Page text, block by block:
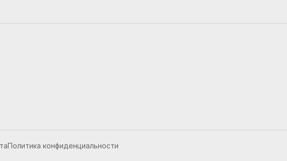
Политика конфиденциальности